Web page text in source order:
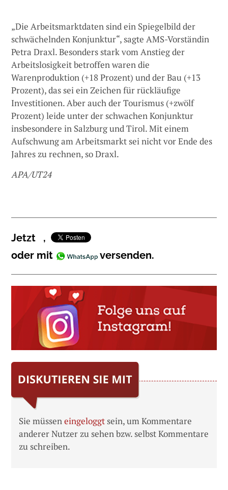
„Die Arbeitsmarktdaten sind ein Spiegelbild der
schwächelnden Konjunktur“, sagte AMS-Vorständin
Petra Draxl. Besonders stark vom Anstieg der
Arbeitslosigkeit betroffen waren die
Warenproduktion (+18 Prozent) und der Bau (+13
Prozent), das sei ein Zeichen für rückläufige
Investitionen. Aber auch der Tourismus (+zwölf
Prozent) leide unter der schwachen Konjunktur
insbesondere in Salzburg und Tirol. Mit einem
Aufschwung am Arbeitsmarkt sei nicht vor Ende des
Jahres zu rechnen, so Draxl.
APA/UT24
Jetzt
,
oder mit
versenden.
Sie müsseneingeloggt sein, um Kommentare
anderer Nutzer zu sehen bzw. selbst Kommentare
zu schreiben.